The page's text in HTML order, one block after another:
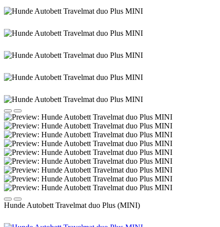
Hunde Autobett Travelmat duo Plus (MINI)